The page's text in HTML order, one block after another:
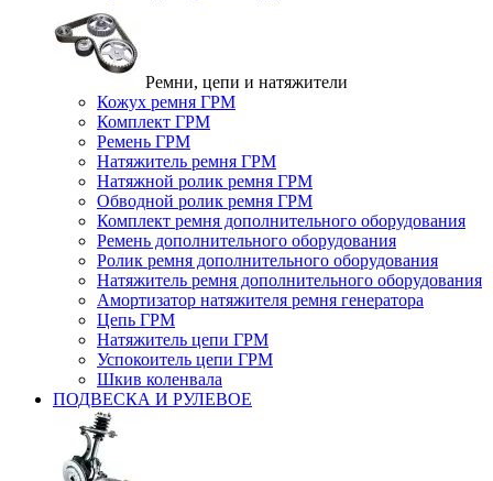
Ремни, цепи и натяжители
Кожух ремня ГРМ
Комплект ГРМ
Ремень ГРМ
Натяжитель ремня ГРМ
Натяжной ролик ремня ГРМ
Обводной ролик ремня ГРМ
Комплект ремня дополнительного оборудования
Ремень дополнительного оборудования
Ролик ремня дополнительного оборудования
Натяжитель ремня дополнительного оборудования
Амортизатор натяжителя ремня генератора
Цепь ГРМ
Натяжитель цепи ГРМ
Успокоитель цепи ГРМ
Шкив коленвала
ПОДВЕСКА И РУЛЕВОЕ